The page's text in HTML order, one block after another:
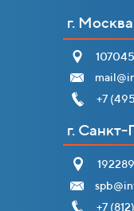
г. Москва
+7
г.
+7